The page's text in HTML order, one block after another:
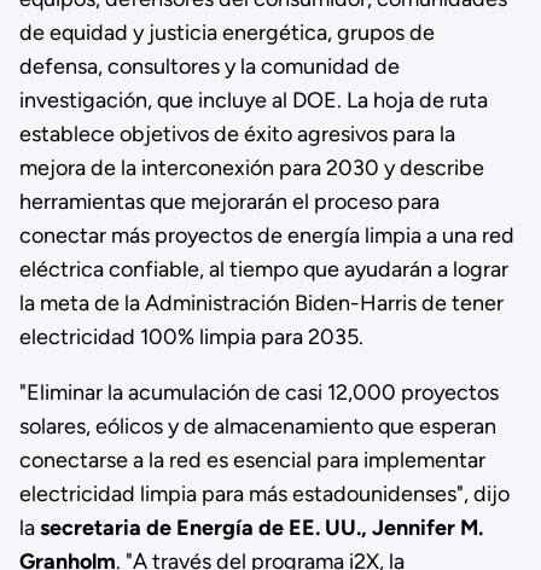
de equidad y justicia energética, grupos de
defensa, consultores y la comunidad de
investigación, que incluye al DOE. La hoja de ruta
establece objetivos de éxito agresivos para la
mejora de la interconexión para 2030 y describe
herramientas que mejorarán el proceso para
conectar más proyectos de energía limpia a una red
eléctrica confiable, al tiempo que ayudarán a lograr
la meta de la Administración Biden-Harris de tener
electricidad 100% limpia para 2035.
"Eliminar la acumulación de casi 12,000 proyectos
solares, eólicos y de almacenamiento que esperan
conectarse a la red es esencial para implementar
electricidad limpia para más estadounidenses", dijo
lasecretaria de Energía de EE. UU., Jennifer M.
Granholm. "A través del programa i2X, la